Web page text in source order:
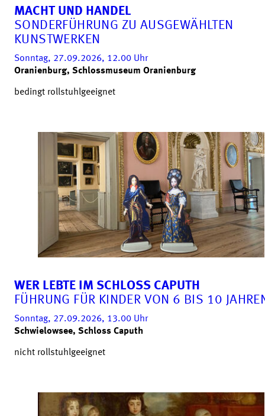
MACHT UND HANDEL
SONDERFÜHRUNG ZU AUSGEWÄHLTEN
KUNSTWERKEN
Sonntag, 27.09.2026, 12.00 Uhr
Oranienburg, Schlossmuseum Oranienburg
bedingt rollstuhlgeeignet
WER LEBTE IM SCHLOSS CAPUTH
FÜHRUNG FÜR KINDER VON 6 BIS 10
Sonntag, 27.09.2026, 13.00 Uhr
Schwielowsee, Schloss Caputh
nicht rollstuhlgeeignet